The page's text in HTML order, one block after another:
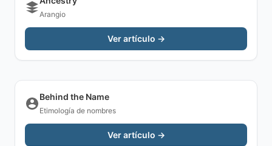
Arangio
Ver artículo →
Behind the Name
Etimología de nombres
Ver artículo →